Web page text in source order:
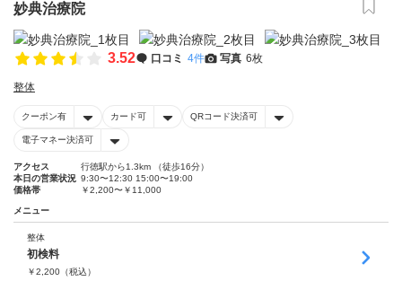
妙典治療院
3.52 口コミ 4件 写真 6枚
整体
クーポン有 カード可 QRコード決済可
電子マネー決済可
アクセス
行徳駅から1.3km （徒歩16分）
本日の営業状況 9:30〜12:30 15:00〜19:00
価格帯
￥2,200〜￥11,000
メニュー
整体
初検料
￥2,200 （税込）